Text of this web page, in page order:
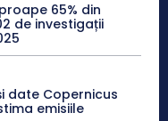
65% din
de investigații
date Copernicus
emisiile